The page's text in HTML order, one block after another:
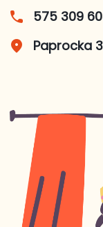
phone 575 309
place Paprocka